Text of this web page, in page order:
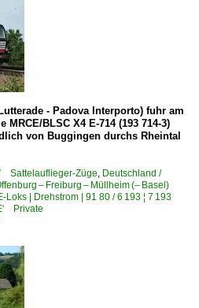
- Padova Interporto) fuhr am
MRCE/BLSC X4 E-714 (193 714-3)
von Buggingen durchs Rheintal
Sattelauflieger-Züge, Deutschland /
– Freiburg – Müllheim (– Basel)
Loks | Drehstrom | 91 80 / 6 193 ¦ 7 193
Private